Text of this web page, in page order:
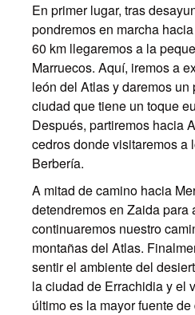
En primer lugar, tras
pondremos en marcha
60 km llegaremos a la
Marruecos. Aquí, iremos a
león del Atlas y daremos
ciudad que tiene un toque
Después, partiremos hacia
cedros donde visitaremos a
Berbería.
A mitad de camino hacia
detendremos en Zaida para
continuaremos nuestro
montañas del Atlas.
sentir el ambiente del
la ciudad de Errachidia y el
último es la mayor fuente